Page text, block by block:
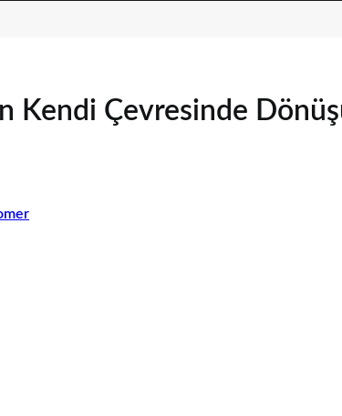
Kendi Çevresinde